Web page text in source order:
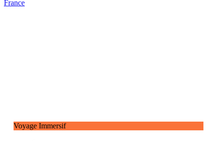
Voyage Immersif